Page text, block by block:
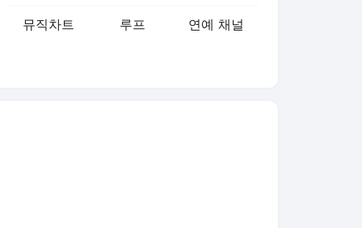
뮤직차트 루프 연예 채널